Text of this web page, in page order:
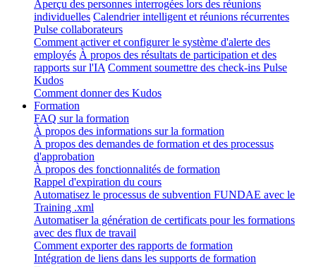
Aperçu des personnes interrogées lors des réunions
individuelles Calendrier intelligent et réunions récurrentes
Pulse collaborateurs
Comment activer et configurer le système d'alerte des
employés À propos des résultats de participation et des
rapports sur l'IA Comment soumettre des check-ins Pulse
Kudos
Comment donner des Kudos
Formation
FAQ sur la formation
À propos des informations sur la formation
À propos des demandes de formation et des processus
d'approbation
À propos des fonctionnalités de formation
Rappel d'expiration du cours
Automatisez le processus de subvention FUNDAE avec le
Training .xml
Automatiser la génération de certificats pour les formations
avec des flux de travail
Comment exporter des rapports de formation
Intégration de liens dans les supports de formation